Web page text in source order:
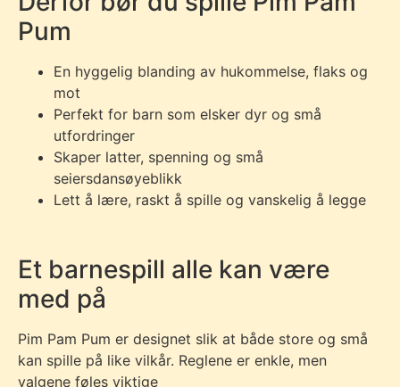
Pum
En hyggelig blanding av hukommelse, flaks og
mot
Perfekt for barn som elsker dyr og små
utfordringer
Skaper latter, spenning og små
seiersdansøyeblikk
Lett å lære, raskt å spille og vanskelig å legge
Et barnespill alle kan være
med på
Pim Pam Pum er designet slik at både store og små
kan spille på like vilkår. Reglene er enkle, men
valgene føles viktige